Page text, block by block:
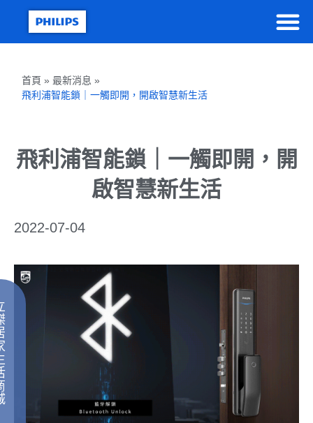
首頁 » 最新消息 »
飛利浦智能鎖｜一觸即開，開啟智慧新生活
飛利浦智能鎖｜一觸即開，開
啟智慧新生活
2022-07-04